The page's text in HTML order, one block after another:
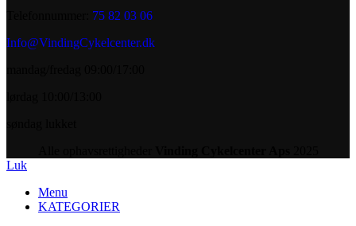
75 82 03 06
Info@VindingCykelcenter.dk
Luk
Menu
KATEGORIER